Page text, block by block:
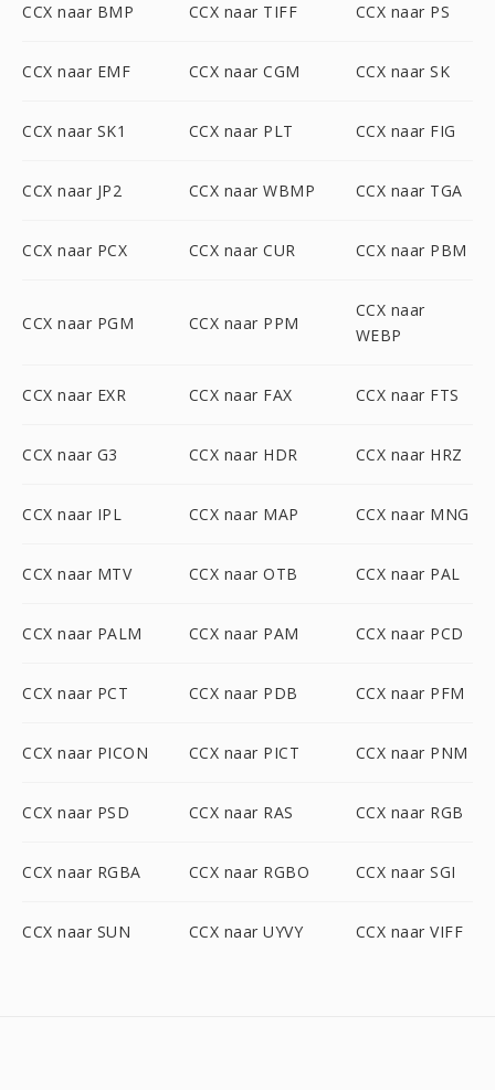
CCX naar BMP CCX naar TIFF CCX naar PS
CCX naar EMF CCX naar CGM CCX naar SK
CCX naar SK1 CCX naar PLT CCX naar FIG
CCX naar JP2 CCX naar WBMP CCX naar TGA
CCX naar PCX CCX naar CUR CCX naar PBM
CCX naar PGM CCX naar PPM
CCX naar
WEBP
CCX naar EXR CCX naar FAX CCX naar FTS
CCX naar G3 CCX naar HDR CCX naar HRZ
CCX naar IPL CCX naar MAP CCX naar MNG
CCX naar MTV CCX naar OTB CCX naar PAL
CCX naar PALM CCX naar PAM CCX naar PCD
CCX naar PCT CCX naar PDB CCX naar PFM
CCX naar PICON CCX naar PICT CCX naar PNM
CCX naar PSD CCX naar RAS CCX naar RGB
CCX naar RGBA CCX naar RGBO CCX naar SGI
CCX naar SUN CCX naar UYVY CCX naar VIFF